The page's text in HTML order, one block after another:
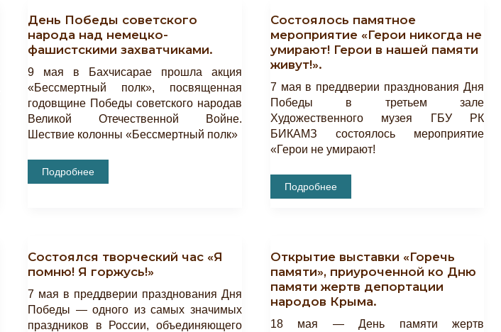
Крымских
1944
…).
День Победы советского
народа над немецко-
фашистскими захватчиками.
9 мая в Бахчисарае прошла акция
«Бессмертный полк», посвященная
годовщине Победы советского народав
Великой Отечественной Войне.
Шествие колонны «Бессмертный полк»
День
Победы
Подробнее
Состоялось памятное
мероприятие «Герои никогда не
умирают! Герои в нашей памяти
живут!».
7 мая в преддверии празднования Дня
Победы в третьем зале
Художественного музея ГБУ РК
БИКАМЗ состоялось мероприятие
«Герои не умирают!
Состоялось
Памятное
Герои
Нашей
Памяти
Подробнее
Состоялся творческий час «Я
помню! Я горжусь!»
7 мая в преддверии празднования Дня
Победы — одного из самых значимых
праздников в России, объединяющего
Открытие выставки «Горечь
памяти», приуроченной ко Дню
памяти жертв депортации
народов Крыма.
18 мая — День памяти жертв